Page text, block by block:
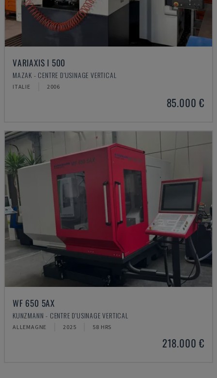
VARIAXIS I 500
MAZAK - CENTRE D'USINAGE VERTICAL
ITALIE 2006
85.000 €
WF 650 5AX
KUNZMANN - CENTRE D'USINAGE VERTICAL
ALLEMAGNE 2025 58 HRS
218.000 €